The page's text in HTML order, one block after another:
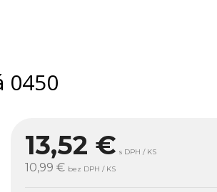
0450
13,52 € s DPH / KS
10,99 € bez DPH / KS